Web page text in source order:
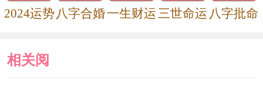
是在上半年里整体呈现出上升趋势，不
加薪，或者是完成自己的工作目标。而
2024运势 八字合婚一生财运三世命运 八字批命
相关阅